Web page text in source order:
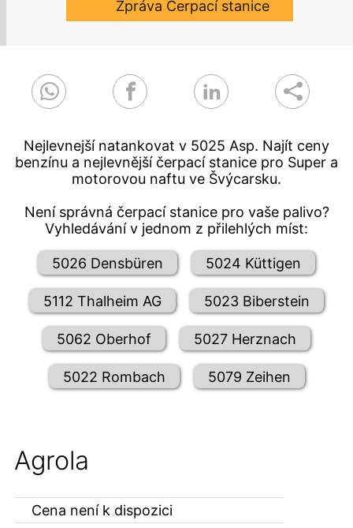
Zpráva Čerpací stanice
Nejlevnejší natankovat v 5025 Asp. Najít ceny
benzínu a nejlevnější čerpací stanice pro Super a
motorovou naftu ve Švýcarsku.
Není správná čerpací stanice pro vaše palivo?
Vyhledávání v jednom z přilehlých míst:
5026 Densbüren 5024 Küttigen
5112 Thalheim AG 5023 Biberstein
5062 Oberhof 5027 Herznach
5022 Rombach 5079 Zeihen
Agrola
Cena není k dispozici